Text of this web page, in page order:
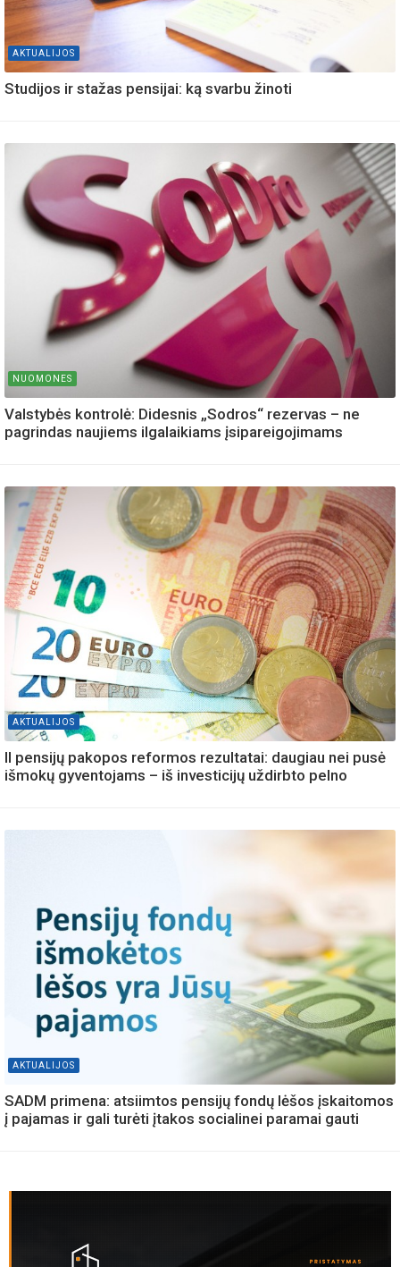
AKTUALIJOS
Studijos ir stažas pensijai: ką svarbu žinoti
NUOMONES
Valstybės kontrolė: Didesnis „Sodros“ rezervas – ne
pagrindas naujiems ilgalaikiams įsipareigojimams
AKTUALIJOS
II pensijų pakopos reformos rezultatai: daugiau nei pusė
išmokų gyventojams – iš investicijų uždirbto pelno
AKTUALIJOS
SADM primena: atsiimtos pensijų fondų lėšos įskaitomos
į pajamas ir gali turėti įtakos socialinei paramai gauti
Šalpos pensijų ir pensijų priemokų sistemoje – daugiau